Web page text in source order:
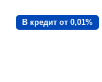
В кредит от 0,01%